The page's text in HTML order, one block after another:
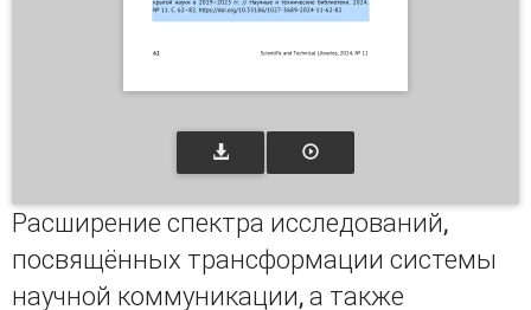
Расширение спектра исследований,
посвящённых трансформации системы
научной коммуникации, а также